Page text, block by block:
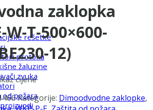
rešetke
protoka
žaluzine
zvuka
od požara
zaklopka
W-T-500×600-
12)
cijene
Kategorije: Dimoodvodne zaklopke,